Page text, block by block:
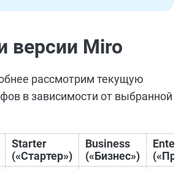
версии Miro
рассмотрим текущую
в зависимости от выбранной
Starter
(«Стартер»)
Business
(«Бизнес»)